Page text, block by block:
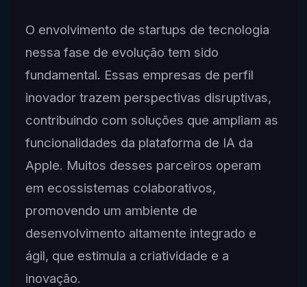
O envolvimento de startups de tecnologia
nessa fase de evolução tem sido
fundamental. Essas empresas de perfil
inovador trazem perspectivas disruptivas,
contribuindo com soluções que ampliam as
funcionalidades da plataforma de IA da
Apple. Muitos desses parceiros operam
em ecossistemas colaborativos,
promovendo um ambiente de
desenvolvimento altamente integrado e
ágil, que estimula a criatividade e a
inovação.